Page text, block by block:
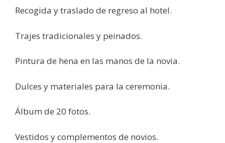
Recogida y traslado de regreso al hotel.
Trajes tradicionales y peinados.
Pintura de hena en las manos de la novia.
Dulces y materiales para la ceremonia.
Álbum de 20 fotos.
Vestidos y complementos de novios.